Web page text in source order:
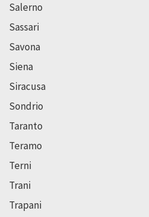
Salerno
Sassari
Savona
Siena
Siracusa
Sondrio
Taranto
Teramo
Terni
Trani
Trapani